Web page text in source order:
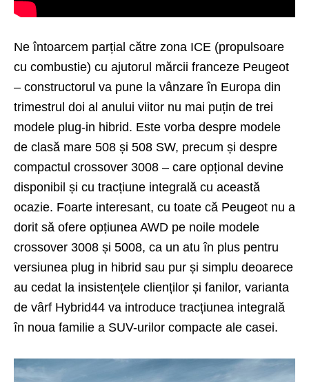
Ne întoarcem parțial către zona ICE (propulsoare
cu combustie) cu ajutorul mărcii franceze Peugeot
– constructorul va pune la vânzare în Europa din
trimestrul doi al anului viitor nu mai puțin de trei
modele plug-in hibrid. Este vorba despre modele
de clasă mare 508 și 508 SW, precum și despre
compactul crossover 3008 – care opțional devine
disponibil și cu tracțiune integrală cu această
ocazie. Foarte interesant, cu toate că Peugeot nu a
dorit să ofere opțiunea AWD pe noile modele
crossover 3008 și 5008, ca un atu în plus pentru
versiunea plug in hibrid sau pur și simplu deoarece
au cedat la insistențele clienților și fanilor, varianta
de vârf Hybrid44 va introduce tracțiunea integrală
în noua familie a SUV-urilor compacte ale casei.